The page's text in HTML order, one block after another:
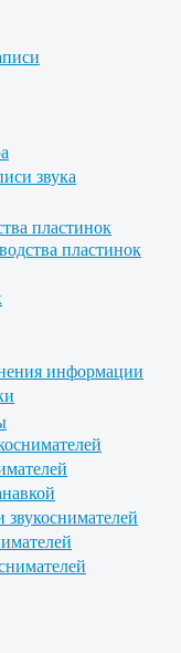
звука
пластинок
пластинок
информации
звукоснимателей